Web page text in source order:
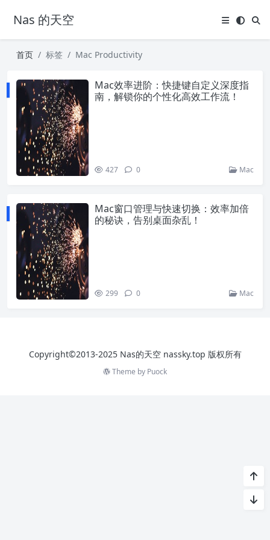
Nas 的天空
首页 标签 Mac Productivity
Mac效率进阶：快捷键自定义深度指
南，解锁你的个性化高效工作流！
427 0 Mac
Mac窗口管理与快速切换：效率加倍
的秘诀，告别桌面杂乱！
299 0 Mac
Copyright©2013-2025 Nas的天空 nassky.top 版权所有
Theme by Puock